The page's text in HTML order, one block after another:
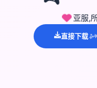
亚服,
直接下载✨